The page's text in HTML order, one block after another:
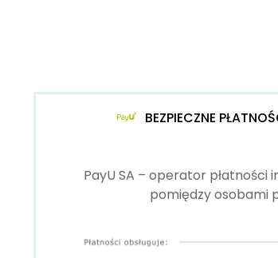
BEZPIECZNE
PayU SA – operator
pomiędzy osobami